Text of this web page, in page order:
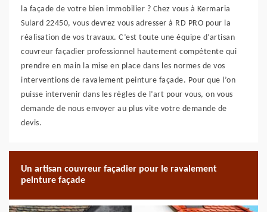
la façade de votre bien immobilier ? Chez vous à Kermaria
Sulard 22450, vous devrez vous adresser à RD PRO pour la
réalisation de vos travaux. C’est toute une équipe d’artisan
couvreur façadier professionnel hautement compétente qui
prendre en main la mise en place dans les normes de vos
interventions de ravalement peinture façade. Pour que l’on
puisse intervenir dans les règles de l’art pour vous, on vous
demande de nous envoyer au plus vite votre demande de
devis.
Un artisan couvreur façadier pour le ravalement
peinture façade